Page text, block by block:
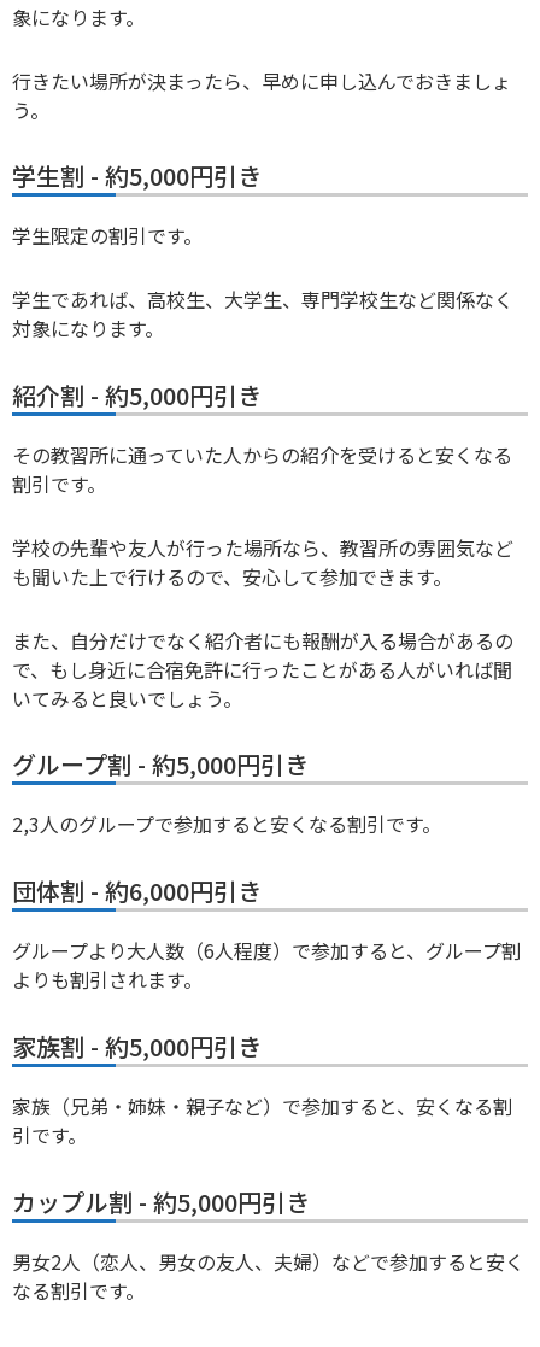
象になります。
行きたい場所が決まったら、早めに申し込んでおきましょ
う。
学生割 - 約5,000円引き
学生限定の割引です。
学生であれば、高校生、大学生、専門学校生など関係なく
対象になります。
紹介割 - 約5,000円引き
その教習所に通っていた人からの紹介を受けると安くなる
割引です。
学校の先輩や友人が行った場所なら、教習所の雰囲気など
も聞いた上で行けるので、安心して参加できます。
また、自分だけでなく紹介者にも報酬が入る場合があるの
で、もし身近に合宿免許に行ったことがある人がいれば聞
いてみると良いでしょう。
グループ割 - 約5,000円引き
2,3人のグループで参加すると安くなる割引です。
団体割 - 約6,000円引き
グループより大人数（6人程度）で参加すると、グループ割
よりも割引されます。
家族割 - 約5,000円引き
家族（兄弟・姉妹・親子など）で参加すると、安くなる割
引です。
カップル割 - 約5,000円引き
男女2人（恋人、男女の友人、夫婦）などで参加すると安く
なる割引です。